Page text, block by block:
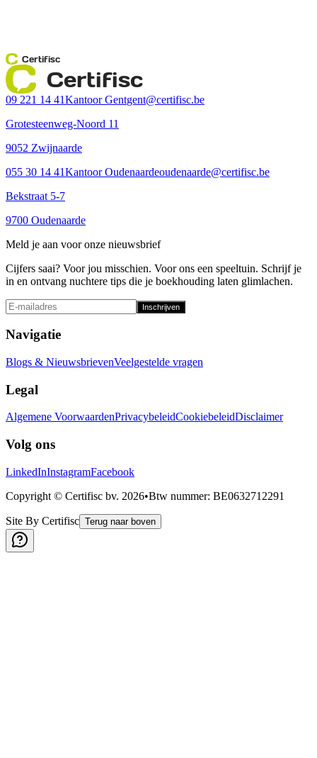
Certifisc
Certifisc
09 221 14 41Kantoor Gentgent@certifisc.be
Grotesteenweg-Noord 11
9052 Zwijnaarde
055 30 14 41Kantoor Oudenaardeoudenaarde@certifisc.be
Bekstraat 5-7
9700 Oudenaarde
Meld je aan voor onze nieuwsbrief
Cijfers saai? Voor jou misschien. Voor ons een speeltuin. Schrijf je
in en ontvang nuchtere tips die je boekhouding laten glimlachen.
Inschrijven
Navigatie
Blogs & NieuwsbrievenVeelgestelde vragen
Legal
Algemene VoorwaardenPrivacybeleidCookiebeleidDisclaimer
Volg ons
LinkedInInstagramFacebook
Copyright © Certifisc bv. 2026•Btw nummer: BE0632712291
Site By Certifisc Terug naar boven